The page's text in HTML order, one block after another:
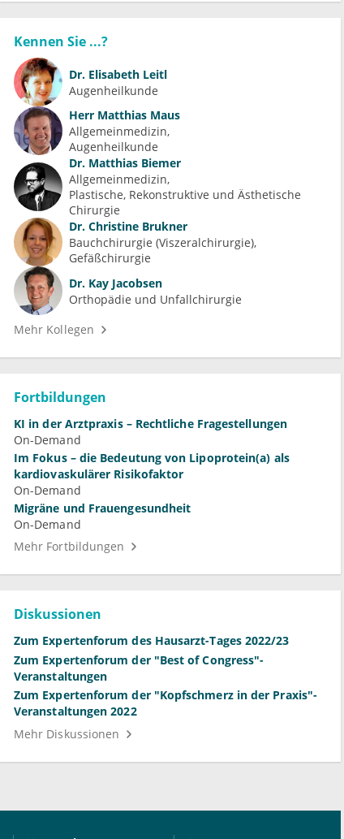
Kennen Sie ...?
Dr. Elisabeth Leitl
Augenheilkunde
Herr Matthias Maus
Allgemeinmedizin
Augenheilkunde
Dr. Matthias Biemer
Allgemeinmedizin
Plastische, Rekonstruktive und Ästhetische
Chirurgie
Dr. Christine Brukner
Bauchchirurgie (Viszeralchirurgie)
Gefäßchirurgie
Dr. Kay Jacobsen
Orthopädie und Unfallchirurgie
Mehr Kollegen
Fortbildungen
KI in der Arztpraxis – Rechtliche Fragestellungen
On-Demand
Im Fokus – die Bedeutung von Lipoprotein(a) als
kardiovaskulärer Risikofaktor
On-Demand
Migräne und Frauengesundheit
On-Demand
Mehr Fortbildungen
Diskussionen
Zum Expertenforum des Hausarzt-Tages 2022/23
Zum Expertenforum der "Best of Congress"-
Veranstaltungen
Zum Expertenforum der "Kopfschmerz in der Praxis"-
Veranstaltungen 2022
Mehr Diskussionen